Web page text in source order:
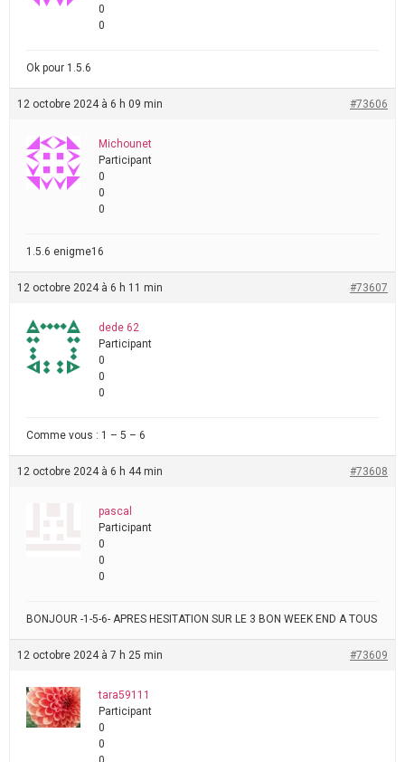
0
0
Ok pour 1.5.6
12 octobre 2024 à 6 h 09 min #73606
Michounet
Participant
0
0
0
1.5.6 enigme16
12 octobre 2024 à 6 h 11 min #73607
dede 62
Participant
0
0
0
Comme vous : 1 – 5 – 6
12 octobre 2024 à 6 h 44 min #73608
pascal
Participant
0
0
0
BONJOUR -1-5-6- APRES HESITATION SUR LE 3 BON WEEK END A TOUS
12 octobre 2024 à 7 h 25 min #73609
tara59111
Participant
0
0